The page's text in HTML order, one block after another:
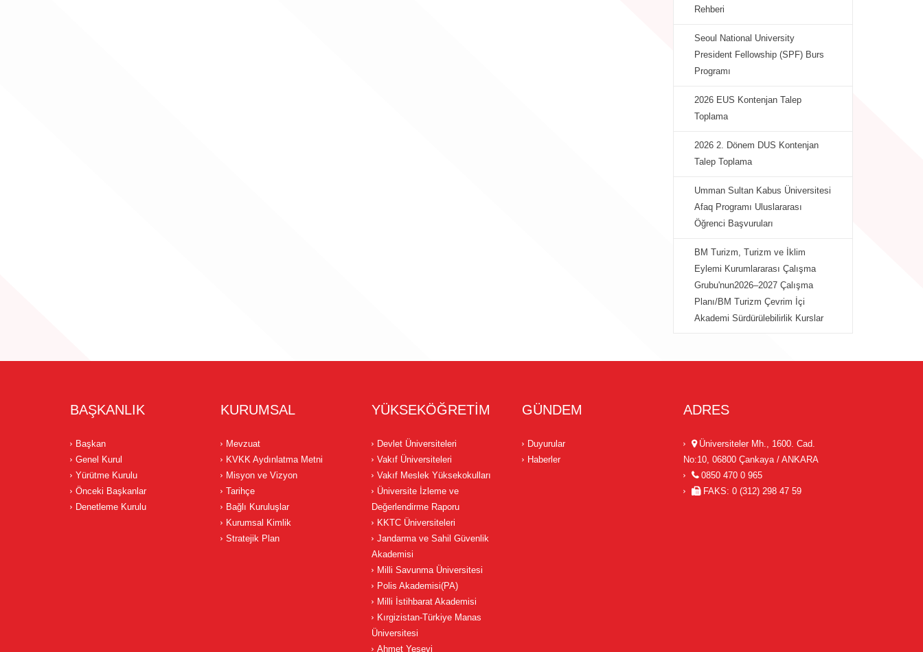
Rehberi
Seoul National University
President Fellowship (SPF) Burs
Programı
2026 EUS Kontenjan Talep
Toplama
2026 2. Dönem DUS Kontenjan
Talep Toplama
Umman Sultan Kabus Üniversitesi
Afaq Programı Uluslararası
Öğrenci Başvuruları
BM Turizm, Turizm ve İklim
Eylemi Kurumlararası Çalışma
Grubu'nun2026–2027 Çalışma
Planı/BM Turizm Çevrim İçi
Akademi Sürdürülebilirlik Kurslar
BAŞKANLIK
Başkan
Genel Kurul
Yürütme Kurulu
Önceki Başkanlar
Denetleme Kurulu
KURUMSAL
Mevzuat
KVKK Aydınlatma Metni
Misyon ve Vizyon
Tarihçe
Bağlı Kuruluşlar
Kurumsal Kimlik
Stratejik Plan
YÜKSEKÖĞRETİM
Devlet Üniversiteleri
Vakıf Üniversiteleri
Vakıf Meslek Yüksekokulları
Üniversite İzleme ve
Değerlendirme Raporu
KKTC Üniversiteleri
Jandarma ve Sahil Güvenlik
Akademisi
Milli Savunma Üniversitesi
Polis Akademisi(PA)
Milli İstihbarat Akademisi
Kırgizistan-Türkiye Manas
Üniversitesi
Ahmet Yesevi
GÜNDEM
Duyurular
Haberler
ADRES
Üniversiteler Mh., 1600. Cad.
No:10, 06800 Çankaya / ANKARA
0850 470 0 965
FAKS: 0 (312) 298 47 59